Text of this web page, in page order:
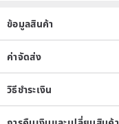
ข้อมูลสินค้า
ค่าจัดส่ง
วิธีชำระเงิน